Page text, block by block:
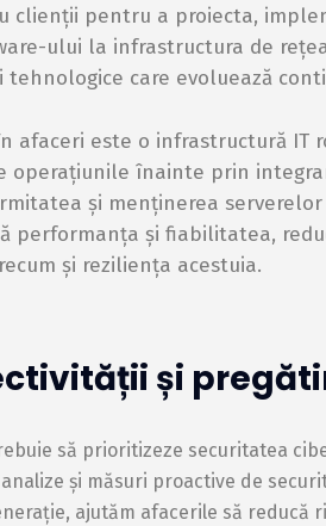
clienții pentru a proiecta,
ului la infrastructura de
care evoluează
este o infrastructură IT
operațiunile înainte prin
și menținerea
performanța și fiabilitatea,
și reziliența acestuia.
și
să prioritizeze securitatea
și măsuri proactive de
ajutăm afacerile să reducă